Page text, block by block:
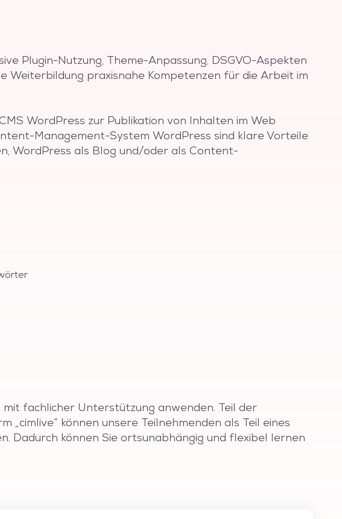
Plugin-Nutzung, Theme-Anpassung, DSGVO-Aspekten
Weiterbildung praxisnahe Kompetenzen für die Arbeit im
WordPress zur Publikation von Inhalten im Web
Management-System WordPress sind klare Vorteile
WordPress als Blog und/oder als Content-
fachlicher Unterstützung anwenden. Teil der
können unsere Teilnehmenden als Teil eines
Dadurch können Sie ortsunabhängig und flexibel lernen